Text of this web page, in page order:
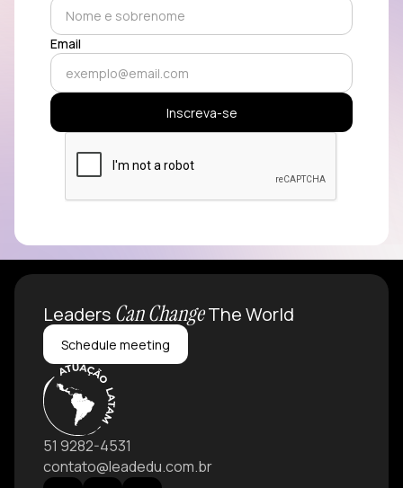
Email
Leaders Can ChangeThe World
Schedule meeting
51 9282-4531
contato@leadedu.com.br